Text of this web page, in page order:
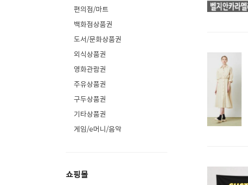
편의점/마트
백화점상품권
도서/문화상품권
외식상품권
영화관람권
주유상품권
구두상품권
기타상품권
게임/e머니/음악
쇼핑몰